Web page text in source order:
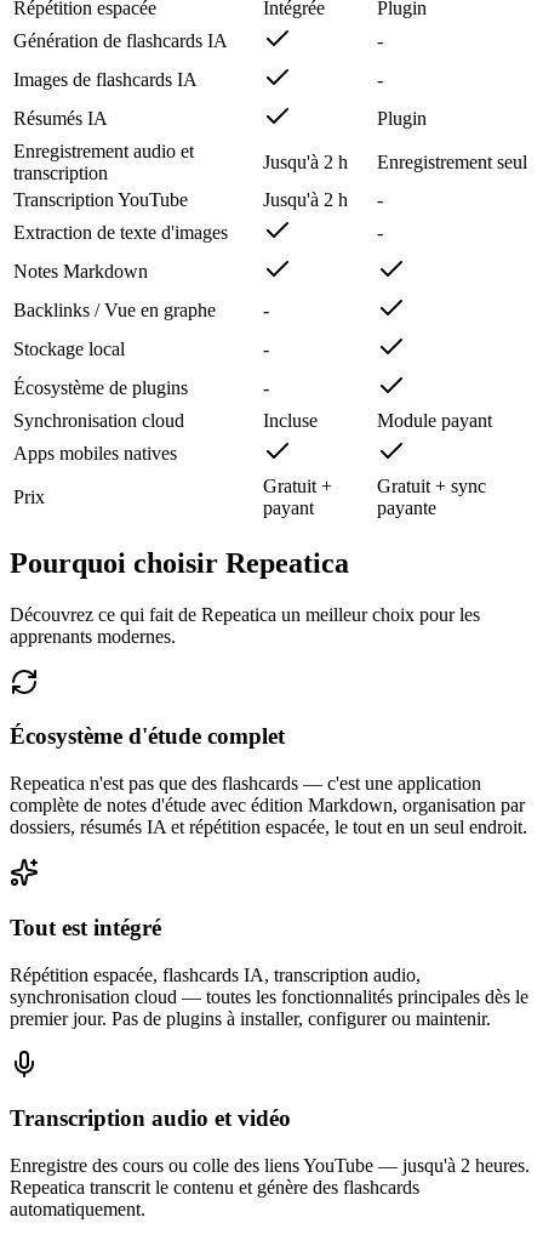
Répétition espacée Intégrée
Plugin
Génération de flashcards IA
-
Images de flashcards IA
-
Résumés IA
Plugin
Enregistrement audio et
transcription
Jusqu'à 2 h
Enregistrement seul
Transcription YouTube
Jusqu'à 2 h
-
Extraction de texte d'images
-
Notes Markdown
Backlinks / Vue en graphe
-
Stockage local
-
Écosystème de plugins
-
Synchronisation cloud
Incluse
Module payant
Apps mobiles natives
Prix
Gratuit +
payant
Gratuit + sync
payante
Pourquoi choisir Repeatica
Découvrez ce qui fait de Repeatica un meilleur choix pour les
apprenants modernes.
Écosystème d'étude complet
Repeatica n'est pas que des flashcards — c'est une application
complète de notes d'étude avec édition Markdown, organisation par
dossiers, résumés IA et répétition espacée, le tout en un seul endroit.
Tout est intégré
Répétition espacée, flashcards IA, transcription audio,
synchronisation cloud — toutes les fonctionnalités principales dès le
premier jour. Pas de plugins à installer, configurer ou maintenir.
Transcription audio et vidéo
Enregistre des cours ou colle des liens YouTube — jusqu'à 2 heures.
Repeatica transcrit le contenu et génère des flashcards
automatiquement.